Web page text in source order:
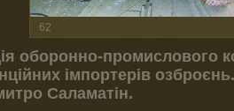
62
оборонно-промислового
імпортерів
Саламатін.